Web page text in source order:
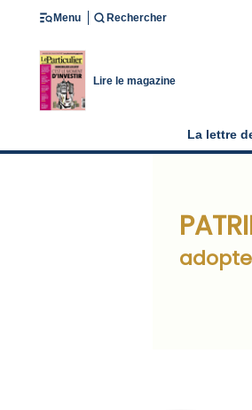
Menu Rechercher
Lire le magazine
La lettre